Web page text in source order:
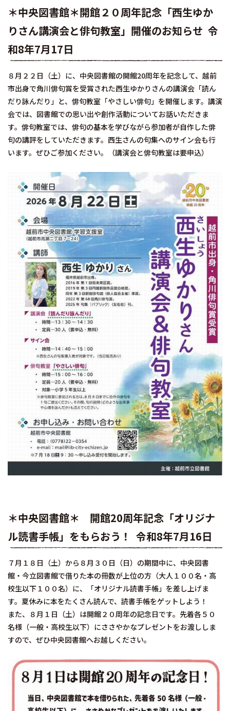
＊中央図書館＊開館２０周年記念「西生ゆか
りさん講演会と俳句教室」開催のお知らせ 令
和8年7月17日
８月２２日（土）に、中央図書館の開館20周年を記念して、越前
市出身で角川俳句賞を受賞された西生ゆかりさんの講演会「読ん
だり詠んだり」と、俳句教室「やさしい俳句」を開催します。講演
会では、図書館での思い出や創作活動についてお話いただきま
す。俳句教室では、俳句の基本を学びながら参加者が自作した俳
句の講評をしていただきます。西生さんの句集へのサイン会も行
います。ぜひご参加ください。（講演会と俳句教室は要申込）
＊中央図書館＊ 開館20周年記念「オリジナ
ル読書手帳」をもらおう！ 令和8年7月16日
７月１８日（土）から８月３０日（日）の期間中に、中央図書
館・今立図書館で借りた本の冊数が上位の方（大人１００名・高
校生以下１００名）に、「オリジナル読書手帳」を差し上げま
す。夏休みに本をたくさん読んで、読書手帳をゲットしよう！
また、８月１日（土）は開館２０周年の記念日です。先着各５０
名様（一般・高校生以下）にささやかなプレゼントをお渡ししま
すので、ぜひ中央図書館へお越しください。